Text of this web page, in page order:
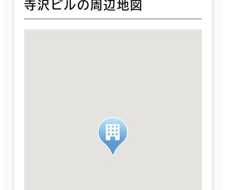
寺沢ビルの周辺地図